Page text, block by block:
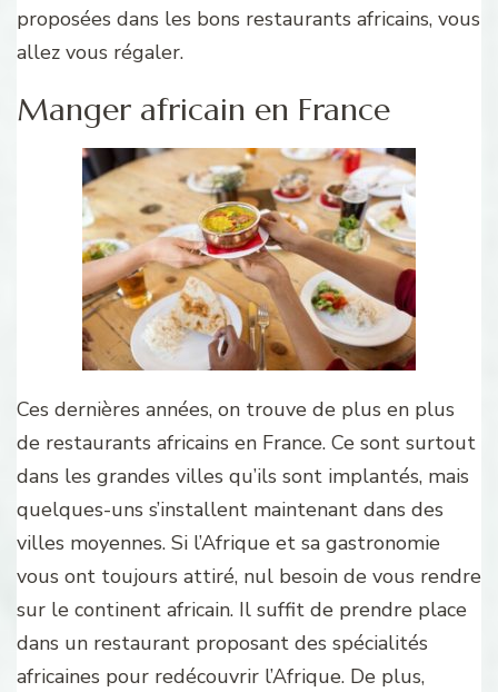
proposées dans les bons restaurants africains, vous
allez vous régaler.
Manger africain en France
Ces dernières années, on trouve de plus en plus
de restaurants africains en France. Ce sont surtout
dans les grandes villes qu’ils sont implantés, mais
quelques-uns s’installent maintenant dans des
villes moyennes. Si l’Afrique et sa gastronomie
vous ont toujours attiré, nul besoin de vous rendre
sur le continent africain. Il suffit de prendre place
dans un restaurant proposant des spécialités
africaines pour redécouvrir l’Afrique. De plus,